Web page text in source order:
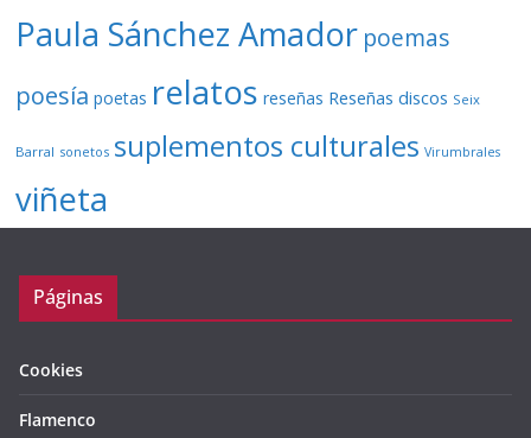
Paula Sánchez Amador poemas
poesía poetas relatos reseñas Reseñas discos Seix
Barral sonetos suplementos culturales Virumbrales
viñeta
Páginas
Cookies
Flamenco